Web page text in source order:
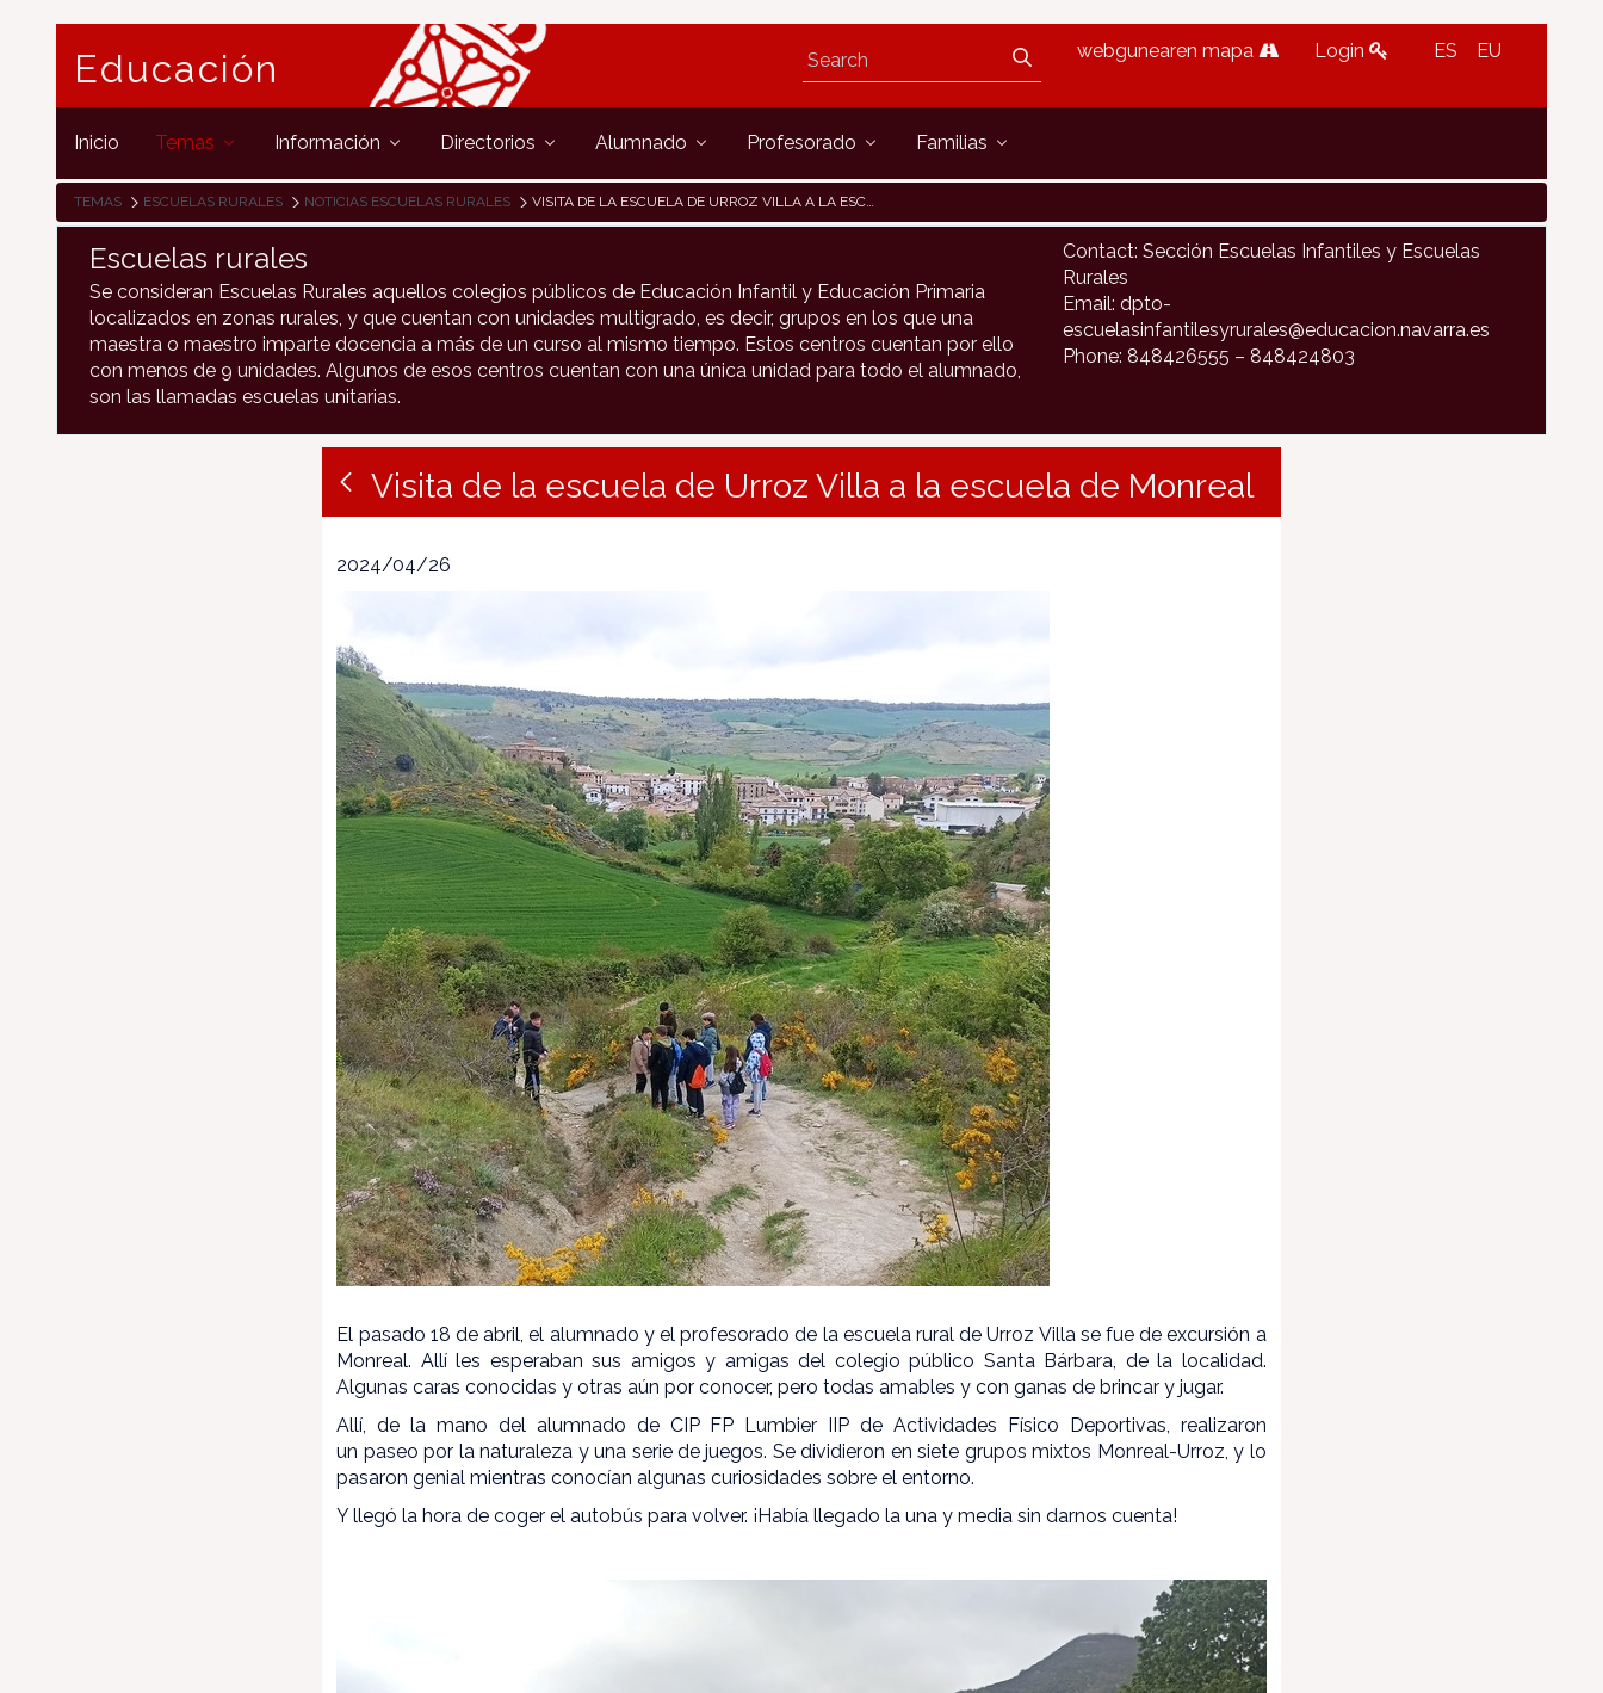
Educación webgunearen mapa Login ES EU
Inicio Temas Información Directorios Alumnado Profesorado Familias
TEMAS ESCUELAS RURALES NOTICIAS ESCUELAS RURALES VISITA DE LA ESCUELA DE URROZ VILLA A LA ESCUELA DE MONREAL
Escuelas rurales
Se consideran Escuelas Rurales aquellos colegios públicos de Educación Infantil y Educación Primaria
localizados en zonas rurales, y que cuentan con unidades multigrado, es decir, grupos en los que una
maestra o maestro imparte docencia a más de un curso al mismo tiempo. Estos centros cuentan por ello
con menos de 9 unidades. Algunos de esos centros cuentan con una única unidad para todo el alumnado,
son las llamadas escuelas unitarias.
Contact: Sección Escuelas Infantiles y Escuelas
Rurales
Email: dpto-
escuelasinfantilesyrurales@educacion.navarra.es
Phone: 848426555 – 848424803
Visita de la escuela de Urroz Villa a la escuela de Monreal
2024/04/26
El pasado 18 de abril, el alumnado y el profesorado de la escuela rural de Urroz Villa se fue de excursión a
Monreal. Allí les esperaban sus amigos y amigas del colegio público Santa Bárbara, de la localidad.
Algunas caras conocidas y otras aún por conocer, pero todas amables y con ganas de brincar y jugar.
Allí, de la mano del alumnado de CIP FP Lumbier IIP de Actividades Físico Deportivas, realizaron
un paseo por la naturaleza y una serie de juegos. Se dividieron en siete grupos mixtos Monreal-Urroz, y lo
pasaron genial mientras conocían algunas curiosidades sobre el entorno.
Y llegó la hora de coger el autobús para volver. ¡Había llegado la una y media sin darnos cuenta!